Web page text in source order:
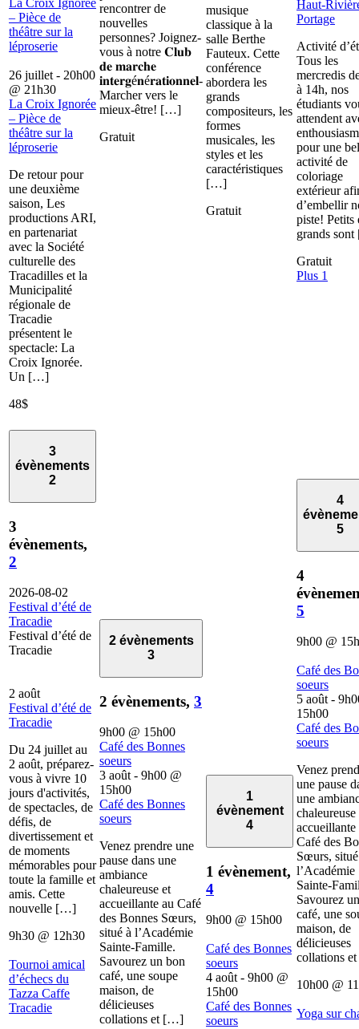
La Croix Ignorée
– Pièce de
théâtre sur la
léproserie
26 juillet - 20h00
@ 21h30
La Croix Ignorée
– Pièce de
théâtre sur la
léproserie
De retour pour
une deuxième
saison, Les
productions ARI,
en partenariat
avec la Société
culturelle des
Tracadilles et la
Municipalité
régionale de
Tracadie
présentent le
spectacle: La
Croix Ignorée.
Un […]
48$
rencontrer de
nouvelles
personnes? Joignez-
vous à notre 𝐂𝐥𝐮𝐛
𝐝𝐞 𝐦𝐚𝐫𝐜𝐡𝐞
𝐢𝐧𝐭𝐞𝐫𝐠é𝐧é𝐫𝐚𝐭𝐢𝐨𝐧𝐧𝐞𝐥-
Marcher vers le
mieux-être! […]
Gratuit
musique
classique à la
salle Berthe
Fauteux. Cette
conférence
abordera les
grands
compositeurs, les
formes
musicales, les
styles et les
caractéristiques
[…]
Gratuit
Haut-
Portage
Activité
Tous les
mercredis
à 14h, nos
étudiants
attendent
pour une
activité de
coloriage
extérieur
d’embellir
piste! Petits
grands
Gratuit
Plus 1
3
évènements
2
3
évènements,
2
2026-08-02
Festival d’été de
Tracadie
Festival d’été de
Tracadie
2 août
Festival d’été de
Tracadie
Du 24 juillet au
2 août, préparez-
vous à vivre 10
jours d'activités,
de spectacles, de
défis, de
divertissement et
de moments
mémorables pour
toute la famille et
amis. Cette
nouvelle […]
9h30 @ 12h30
Tournoi amical
d’échecs du
Tazza Caffe
Tracadie
2 évènements
3
2 évènements, 3
9h00 @ 15h00
Café des Bonnes
soeurs
3 août - 9h00 @
15h00
Café des Bonnes
soeurs
Venez prendre une
pause dans une
ambiance
chaleureuse et
accueillante au Café
des Bonnes Sœurs,
situé à l’Académie
Sainte-Famille.
Savourez un bon
café, une soupe
maison, de
délicieuses
collations et […]
1
évènement
4
1 évènement,
4
9h00 @ 15h00
Café des Bonnes
soeurs
4 août - 9h00 @
15h00
Café des Bonnes
soeurs
4
5
4
5
9h00 @
Café des
soeurs
5 août -
15h00
Café des
soeurs
Venez
une pause
une
chaleureuse
accueillante
Café des
Sœurs,
l’Académie
Sainte-
Savourez
café, une
maison, de
délicieuses
collations
10h00 @
Yoga sur